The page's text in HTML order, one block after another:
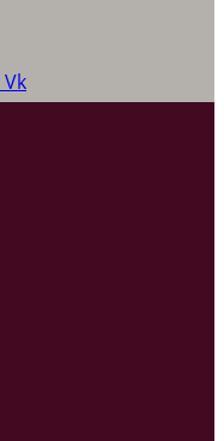
Vk